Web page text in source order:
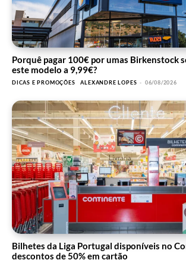
Porquê pagar 100€ por umas Birkenstock
este modelo a 9,99€?
DICAS E PROMOÇÕES ALEXANDRE LOPES - 06/08/2026
Bilhetes da Liga Portugal disponíveis no
descontos de 50% em cartão